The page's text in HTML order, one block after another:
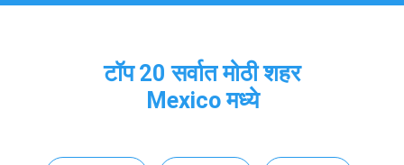
टॉप 20 सर्वात मोठी शहर
Mexico मध्ये